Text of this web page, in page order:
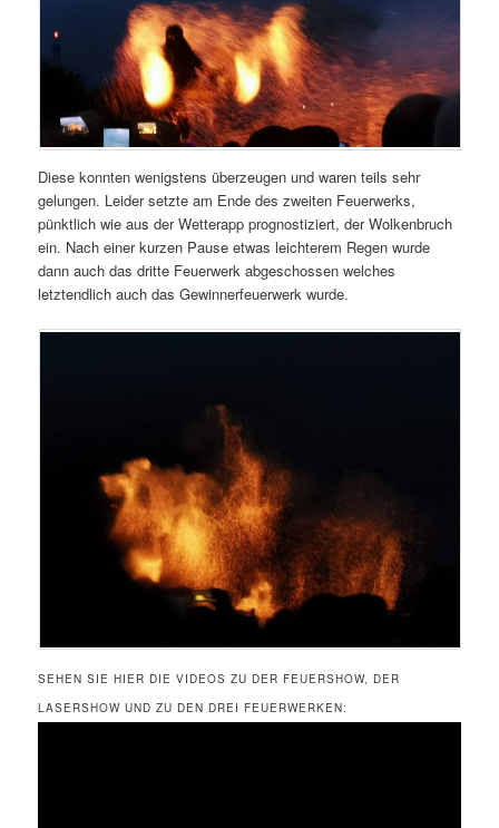
Diese konnten wenigstens überzeugen und waren teils sehr
gelungen. Leider setzte am Ende des zweiten Feuerwerks,
pünktlich wie aus der Wetterapp prognostiziert, der Wolkenbruch
ein. Nach einer kurzen Pause etwas leichterem Regen wurde
dann auch das dritte Feuerwerk abgeschossen welches
letztendlich auch das Gewinnerfeuerwerk wurde.
SEHEN SIE HIER DIE VIDEOS ZU DER FEUERSHOW, DER
LASERSHOW UND ZU DEN DREI FEUERWERKEN: